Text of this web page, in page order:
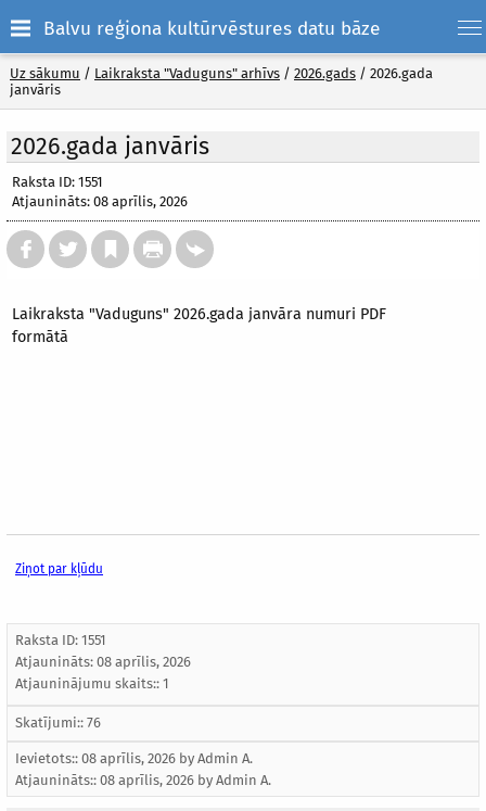
Balvu reģiona kultūrvēstures datu bāze
Uz sākumu / Laikraksta "Vaduguns" arhīvs / 2026.gads / 2026.gada
janvāris
2026.gada janvāris
Raksta ID: 1551
Atjaunināts: 08 aprīlis, 2026
Laikraksta "Vaduguns" 2026.gada janvāra numuri PDF
formātā
Ziņot par kļūdu
Raksta ID: 1551
Atjaunināts: 08 aprīlis, 2026
Atjauninājumu skaits:: 1
Skatījumi:: 76
Ievietots:: 08 aprīlis, 2026 by Admin A.
Atjaunināts:: 08 aprīlis, 2026 by Admin A.